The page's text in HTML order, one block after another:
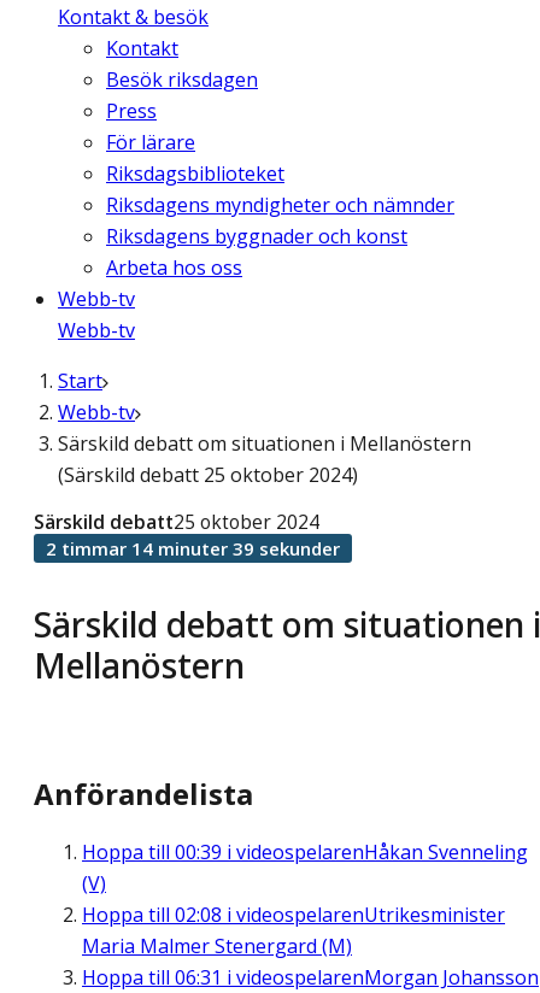
Kontakt & besök
Kontakt
Besök riksdagen
Press
För lärare
Riksdagsbiblioteket
Riksdagens myndigheter och nämnder
Riksdagens byggnader och konst
Arbeta hos oss
Webb-tv
Webb-tv
Start
Webb-tv
Särskild debatt om situationen i Mellanöstern
(Särskild debatt 25 oktober 2024)
Särskild debatt om situationen i
Mellanöstern
Särskild debatt25 oktober 2024
2 timmar 14 minuter 39 sekunder
Anförandelista
Hoppa till 00:39 i videospelarenHåkan Svenneling
(V)
Hoppa till 02:08 i videospelarenUtrikesminister
Maria Malmer Stenergard (M)
Hoppa till 06:31 i videospelarenMorgan Johansson